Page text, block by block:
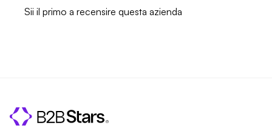
Sii il primo a recensire questa azienda